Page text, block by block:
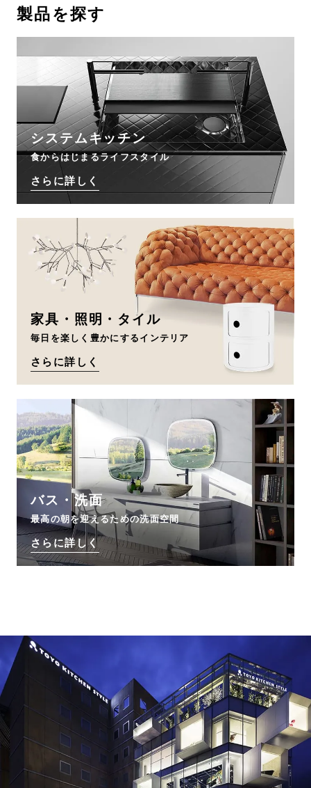
お問い合わせ
サポート
オンライン見積もり ショールームを探す
製品を探す
システムキッチン
食からはじまるライフスタイル
さらに詳しく
家具・照明・タイル
毎日を楽しく豊かにするインテリア
さらに詳しく
バス・洗面
最高の朝を迎えるための洗面空間
さらに詳しく